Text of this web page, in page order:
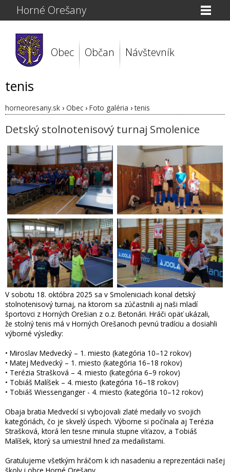
Horné Orešany
Obec Občan Návštevník
tenis
horneoresany.sk › Obec › Foto galéria › tenis
Detský stolnotenisový turnaj Smolenice
V sobotu 18. októbra 2025 sa v Smoleniciach konal detský
stolnotenisový turnaj, na ktorom sa zúčastnili aj naši mladí
športovci z Horných Orešian z o.z. Betonári. Hráči opäť ukázali,
že stolný tenis má v Horných Orešanoch pevnú tradíciu a dosiahli
výborné výsledky:
• Miroslav Medvecký – 1. miesto (kategória 10–12 rokov)
• Matej Medvecký – 1. miesto (kategória 16–18 rokov)
• Terézia Strašková – 4. miesto (kategória 6–9 rokov)
• Tobiáš Malíšek – 4. miesto (kategória 16–18 rokov)
• Tobiáš Wiessenganger - 4. miesto (kategória 10–12 rokov)
Obaja bratia Medveckí si vybojovali zlaté medaily vo svojich
kategóriách, čo je skvelý úspech. Výborne si počínala aj Terézia
Strašková, ktorá len tesne minula stupne víťazov, a Tobiáš
Malíšek, ktorý sa umiestnil hneď za medailistami.
Gratulujeme všetkým hráčom k ich nasadeniu a reprezentácii našej